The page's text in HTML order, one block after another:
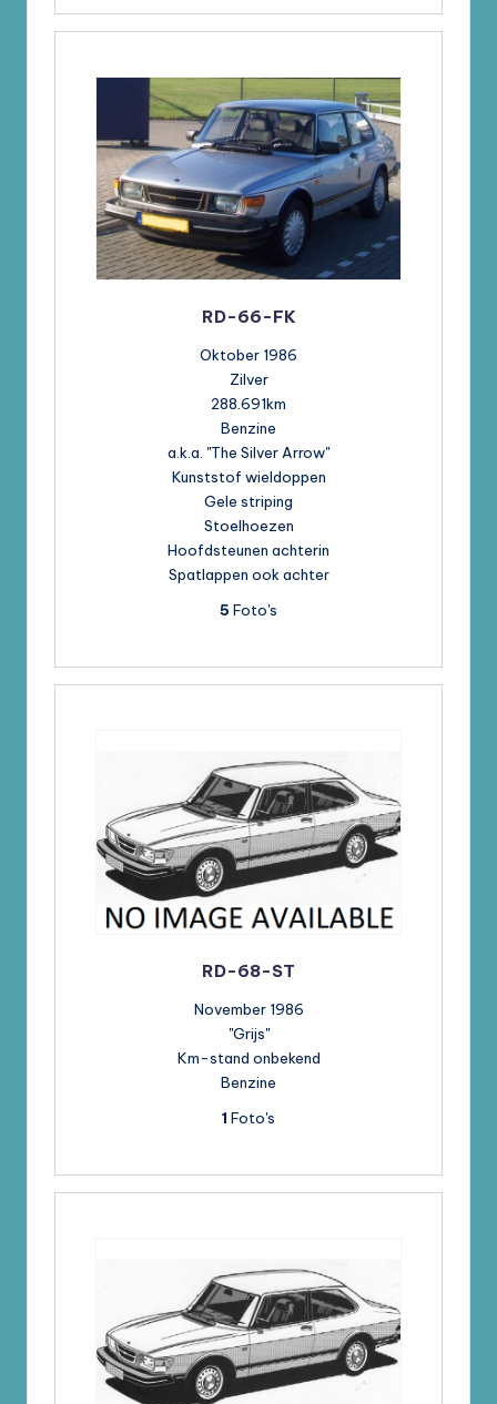
RD-66-FK
Oktober 1986
Zilver
288.691km
Benzine
a.k.a. "The Silver Arrow"
Kunststof wieldoppen
Gele striping
Stoelhoezen
Hoofdsteunen achterin
Spatlappen ook achter
5 Foto's
RD-68-ST
November 1986
"Grijs"
Km-stand onbekend
Benzine
1 Foto's